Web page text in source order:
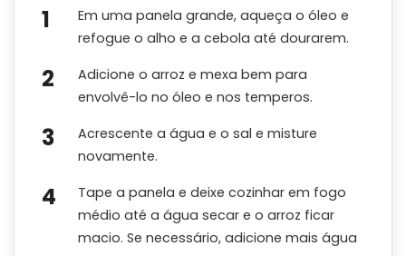
Em uma panela grande, aqueça o óleo e
refogue o alho e a cebola até dourarem.
Adicione o arroz e mexa bem para
envolvê-lo no óleo e nos temperos.
Acrescente a água e o sal e misture
novamente.
Tape a panela e deixe cozinhar em fogo
médio até a água secar e o arroz ficar
macio. Se necessário, adicione mais água